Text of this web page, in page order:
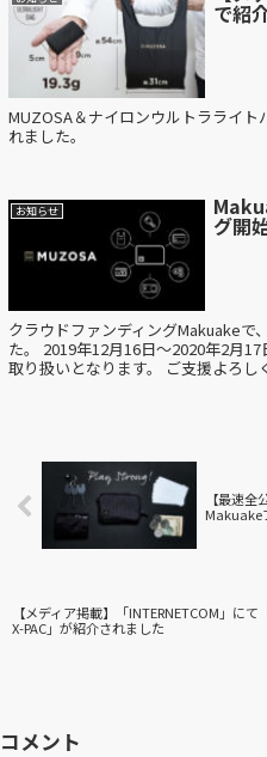
で紹
MUZOSA＆ナイロンウルトラライ
れました。
お知らせ
グ開
クラウドファンディングMakuakeで
た。 2019年12月16日〜2020年2月
取り扱いとなります。 ご支援よろし
【最速全
Makuake
【メディア掲載】「INTERNETCOM」にて
X-PAC」が紹介されました
コメント